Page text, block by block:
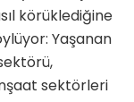
körüklediğine
Yaşanan
sektörleri